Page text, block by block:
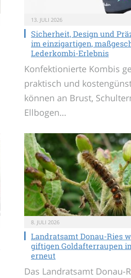
13. JULI 2026
Sicherheit, Design und
im einzigartigen,
Lederkombi-Erlebnis
Konfektionierte Kombis
praktisch und
können an Brust,
Ellbogen…
8. JULI 2026
Landratsamt Donau-Ries
giftigen Goldafterraupen
erneut
Das Landratsamt Donau-